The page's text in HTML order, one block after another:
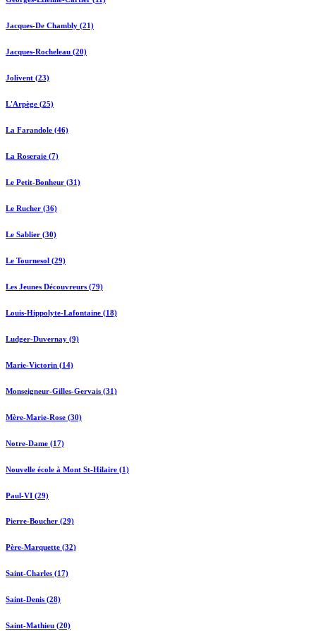
Jacques-De Chambly (21)
Jacques-Rocheleau (20)
Jolivent (23)
L'Arpège (25)
La Farandole (46)
La Roseraie (7)
Le Petit-Bonheur (31)
Le Rucher (36)
Le Sablier (30)
Le Tournesol (29)
Les Jeunes Découvreurs (79)
Louis-Hippolyte-Lafontaine (18)
Ludger-Duvernay (9)
Marie-Victorin (14)
Monseigneur-Gilles-Gervais (31)
Mère-Marie-Rose (30)
Notre-Dame (17)
Nouvelle école à Mont St-Hilaire (1)
Paul-VI (29)
Pierre-Boucher (29)
Père-Marquette (32)
Saint-Charles (17)
Saint-Denis (28)
Saint-Mathieu (20)